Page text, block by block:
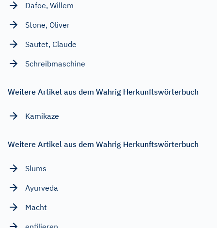
Dafoe, Willem
Stone, Oliver
Sautet, Claude
Schreibmaschine
Weitere Artikel aus dem Wahrig Herkunftswörterbuch
Kamikaze
Weitere Artikel aus dem Wahrig Herkunftswörterbuch
Slums
Ayurveda
Macht